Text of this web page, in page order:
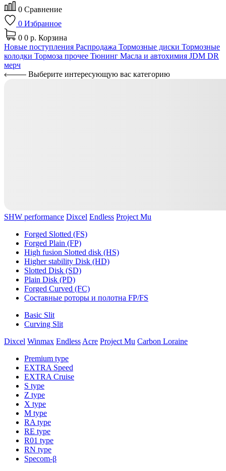
0 Сравнение
0 Избранное
0 0 р. Корзина
Новые поступления Распродажа Тормозные диски Тормозные
колодки Тормоза прочее Тюнинг Масла и автохимия JDM DR
мерч
Выберите интересующую вас категорию
SHW performance Dixcel Endless Project Mu
Forged Slotted (FS)
Forged Plain (FP)
High fusion Slotted disk (HS)
Higher stability Disk (HD)
Slotted Disk (SD)
Plain Disk (PD)
Forged Curved (FC)
Составные роторы и полотна FP/FS
Basic Slit
Curving Slit
Dixcel Winmax Endless Acre Project Mu Carbon Loraine
Premium type
EXTRA Speed
EXTRA Cruise
S type
Z type
X type
M type
RA type
RE type
R01 type
RN type
Specom-β